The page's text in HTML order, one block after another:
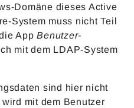
Domäne dieses Active
System muss nicht Teil
AppBenutzer-
mit dem LDAP-System
sind hier nicht
mit dem Benutzer